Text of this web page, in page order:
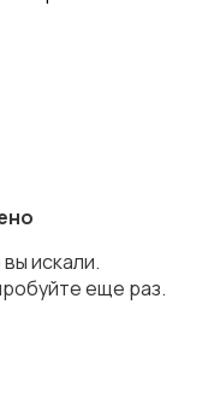
искали.
еще раз.